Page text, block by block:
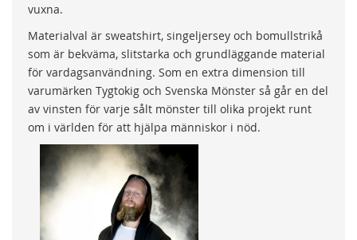
vuxna.
Materialval är sweatshirt, singeljersey och bomullstrikå
som är bekväma, slitstarka och grund­läggande material
för vardagsanvändning. Som en extra dimension till
varumärken Tygtokig och Svenska Mönster så går en del
av vinsten för varje sålt mönster till olika projekt runt
om i världen för att hjälpa människor i nöd.